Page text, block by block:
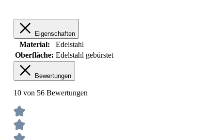
Eigenschaften
Material:
Edelstahl
Oberfläche: Edelstahl gebürstet
Bewertungen
10 von 56 Bewertungen